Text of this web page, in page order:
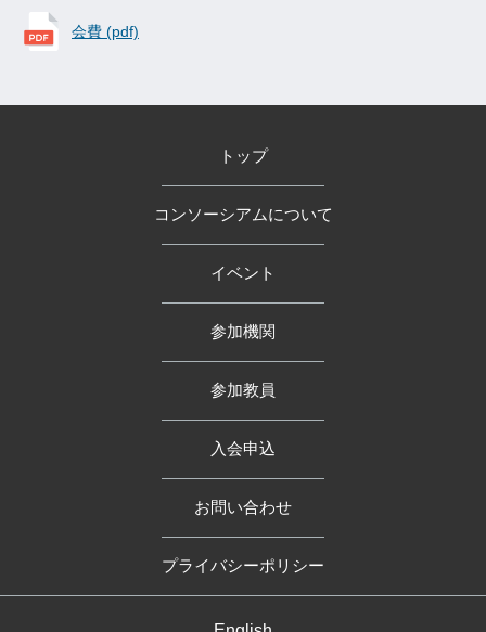
会費 (pdf)
トップ
コンソーシアムについて
イベント
参加機関
参加教員
入会申込
お問い合わせ
プライバシーポリシー